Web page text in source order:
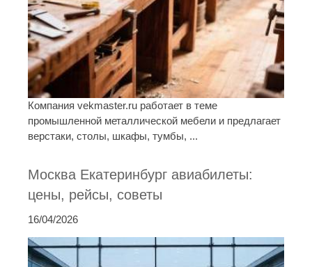
Компания vekmaster.ru работает в теме
промышленной металлической мебели и предлагает
верстаки, столы, шкафы, тумбы, ...
Москва Екатеринбург авиабилеты:
цены, рейсы, советы
16/04/2026